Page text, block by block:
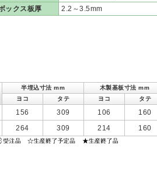
ックス板厚
2.2～3.5mm
半埋込寸法 mm 木製基板寸法 mm
ヨコ タテ ヨコ タテ
156 309 106 160
264 309 214 160